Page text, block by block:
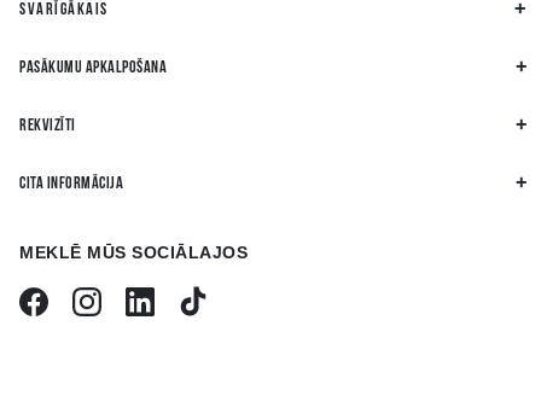
SVARĪGĀKAIS
PASĀKUMU APKALPOŠANA
REKVIZĪTI
CITA INFORMĀCIJA
MEKLĒ MŪS SOCIĀLAJOS